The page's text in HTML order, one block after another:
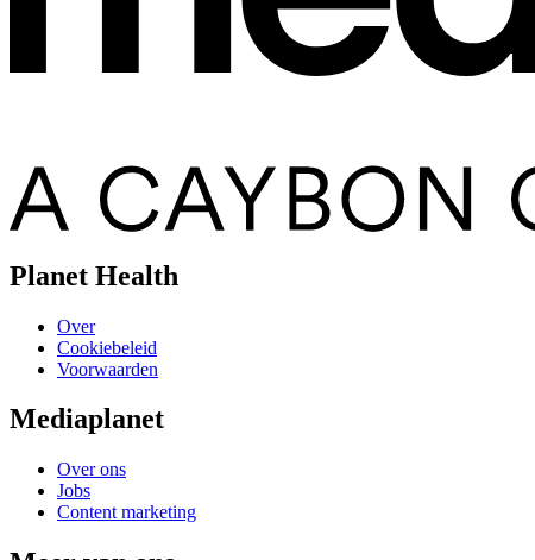
Planet Health
Over
Cookiebeleid
Voorwaarden
Mediaplanet
Over ons
Jobs
Content marketing